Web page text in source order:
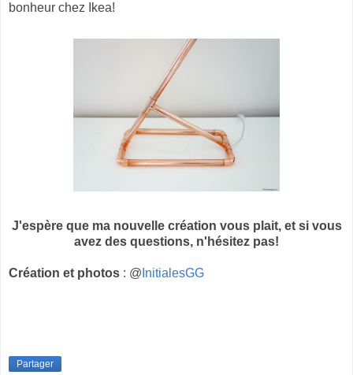
bonheur chez Ikea!
J'espère que ma nouvelle création vous plait, et si vous
avez des questions, n'hésitez pas!
Création et photos : @ InitialesGG
Partager